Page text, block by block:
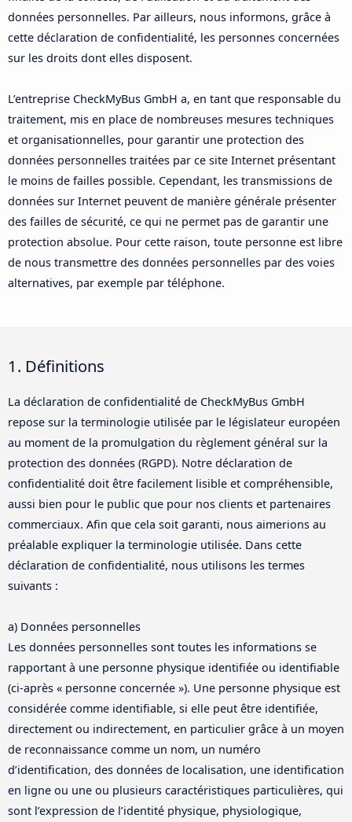
données personnelles. Par ailleurs, nous informons, grâce à
cette déclaration de confidentialité, les personnes concernées
sur les droits dont elles disposent.
L’entreprise CheckMyBus GmbH a, en tant que responsable du
traitement, mis en place de nombreuses mesures techniques
et organisationnelles, pour garantir une protection des
données personnelles traitées par ce site Internet présentant
le moins de failles possible. Cependant, les transmissions de
données sur Internet peuvent de manière générale présenter
des failles de sécurité, ce qui ne permet pas de garantir une
protection absolue. Pour cette raison, toute personne est libre
de nous transmettre des données personnelles par des voies
alternatives, par exemple par téléphone.
1. Définitions
La déclaration de confidentialité de CheckMyBus GmbH
repose sur la terminologie utilisée par le législateur européen
au moment de la promulgation du règlement général sur la
protection des données (RGPD). Notre déclaration de
confidentialité doit être facilement lisible et compréhensible,
aussi bien pour le public que pour nos clients et partenaires
commerciaux. Afin que cela soit garanti, nous aimerions au
préalable expliquer la terminologie utilisée. Dans cette
déclaration de confidentialité, nous utilisons les termes
suivants :
a) Données personnelles
Les données personnelles sont toutes les informations se
rapportant à une personne physique identifiée ou identifiable
(ci-après « personne concernée »). Une personne physique est
considérée comme identifiable, si elle peut être identifiée,
directement ou indirectement, en particulier grâce à un moyen
de reconnaissance comme un nom, un numéro
d’identification, des données de localisation, une identification
en ligne ou une ou plusieurs caractéristiques particulières, qui
sont l’expression de l’identité physique, physiologique,